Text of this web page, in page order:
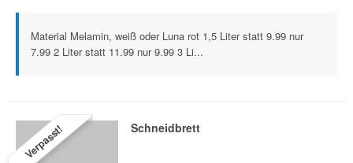
Material Melamin, weiß oder Luna rot 1,5 Liter statt 9.99 nur
7.99 2 Liter statt 11.99 nur 9.99 3 Li...
Verpasst! Schneidbrett